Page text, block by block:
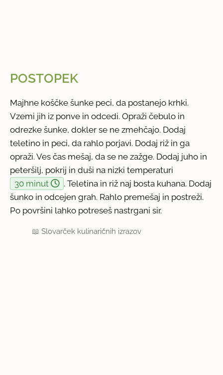
POSTOPEK
Majhne koščke šunke peci, da postanejo krhki.
Vzemi jih iz ponve in odcedi. Opraži čebulo in
odrezke šunke, dokler se ne zmehčajo. Dodaj
teletino in peci, da rahlo porjavi. Dodaj riž in ga
opraži. Ves čas mešaj, da se ne zažge. Dodaj juho in
peteršilj, pokrij in duši na nizki temperaturi
30 minut
. Teletina in riž naj bosta kuhana. Dodaj
šunko in odcejen grah. Rahlo premešaj in postreži.
Po površini lahko potreseš nastrgani sir.
📖Slovarček kulinaričnih izrazov